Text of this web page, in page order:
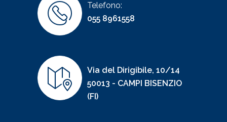
Telefono:
055 8961558
Via del Dirigibile, 10/14
50013 - CAMPI BISENZIO
(FI)